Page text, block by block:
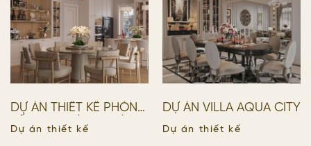
DỰ ÁN THIẾT KẾ PHÒNG
BẾP VILLA BÌNH CHÁNH
Dự án thiết kế
DỰ ÁN VILLA AQUA CITY
Dự án thiết kế